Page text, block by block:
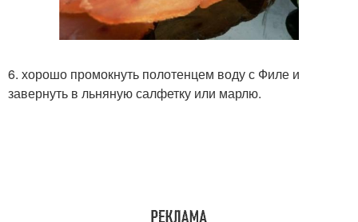
6. хорошо промокнуть полотенцем воду с Филе и
завернуть в льняную салфетку или марлю.